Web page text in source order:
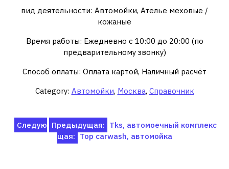
вид деятельности: Автомойки, Ателье меховые /
кожаные
Время работы: Ежедневно с 10:00 до 20:00 (по
предварительному звонку)
Способ оплаты: Оплата картой, Наличный расчёт
Category: Автомойки, Москва, Справочник
Навигация
Предыдущая: Tks, автомоечный комплекс
Следую
щая: Top carwash, автомойка